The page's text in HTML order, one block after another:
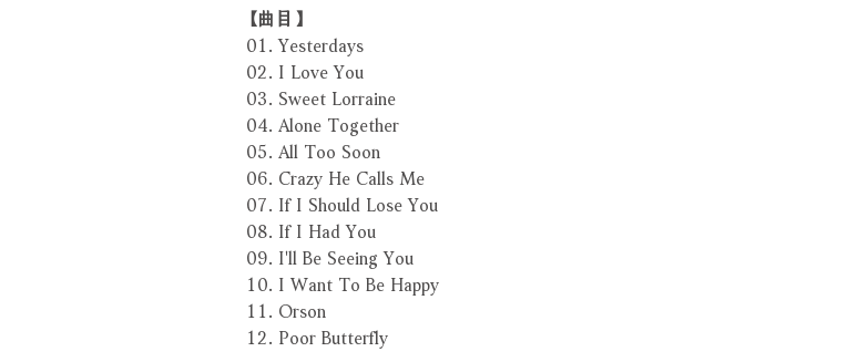
【曲目】
01. Yesterdays
02. I Love You
03. Sweet Lorraine
04. Alone Together
05. All Too Soon
06. Crazy He Calls Me
07. If I Should Lose You
08. If I Had You
09. I'll Be Seeing You
10. I Want To Be Happy
11. Orson
12. Poor Butterfly